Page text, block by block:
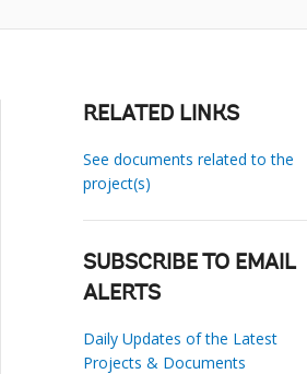
RELATED LINKS
See documents related to the
project(s)
SUBSCRIBE TO EMAIL
ALERTS
Daily Updates of the Latest
Projects & Documents